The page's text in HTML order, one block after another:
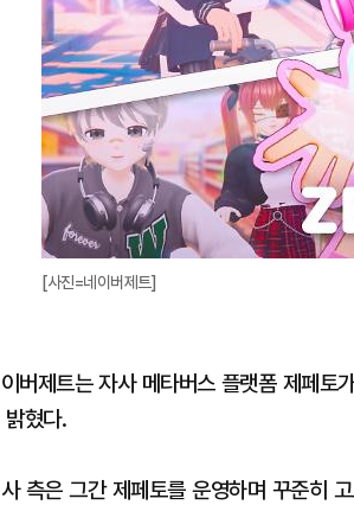
[사진=네이버제트]
버제트는 자사 메타버스 플랫폼 제페토
밝혔다.
측은 그간 제페토를 운영하며 꾸준히